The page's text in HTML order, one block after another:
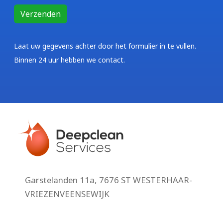
Laat uw gegevens achter door het formulier in te vullen.
Binnen 24 uur hebben we contact.
Garstelanden 11a, 7676 ST WESTERHAAR-
VRIEZENVEENSEWIJK